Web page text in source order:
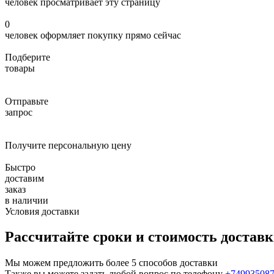
0
человек оформляет покупку прямо сейчас
Подберите
товары
Отправьте
запрос
Получите персональную цену
Быстро
доставим
заказ
в наличии
Условия доставки
Рассчитайте сроки и стоимость
Мы можем предложить более 5 способов доставки